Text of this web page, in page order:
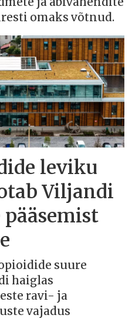
omaks võtnud.
leviku
Viljandi
suure
haiglas
ravi- ja
vajadus